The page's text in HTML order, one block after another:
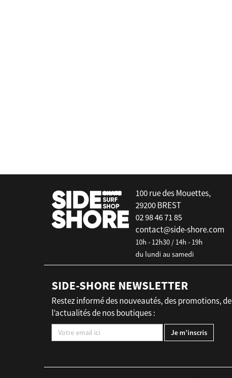
100 rue des Mouettes,
29200 BREST
02 98 46 71 85
contact@side-shore.com
10h - 12h30 / 14h - 19h
du lundi au samedi
SIDE-SHORE NEWSLETTER
Restez informé des nouveautés, des promotions, de
l’actualités de nos boutiques :